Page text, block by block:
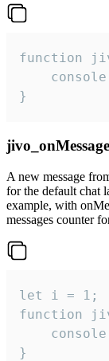
function
}
A new message
for the default chat
example, with
messages counter
let i = 1;
function
}